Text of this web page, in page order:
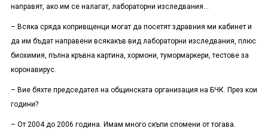
направят, ако им се налагат, лабораторни изследвания…
– Всяка сряда копривщенци могат да посетят здравния ми кабинет и
да им бъдат направени всякакъв вид лабораторни изследвания, плюс
биохимия, пълна кръвна картина, хормони, тумормаркери, тестове за
коронавирус.
– Вие бяхте председател на общинската организация на БЧК. През кои
години?
– От 2004 до 2006 година. Имам много скъпи спомени от тогава.